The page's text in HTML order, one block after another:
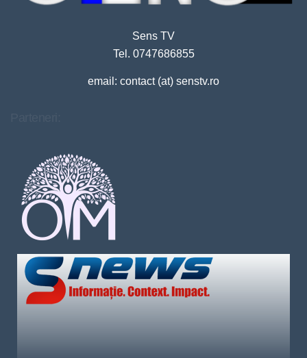
Sens TV
Tel. 0747686855
email: contact (at) senstv.ro